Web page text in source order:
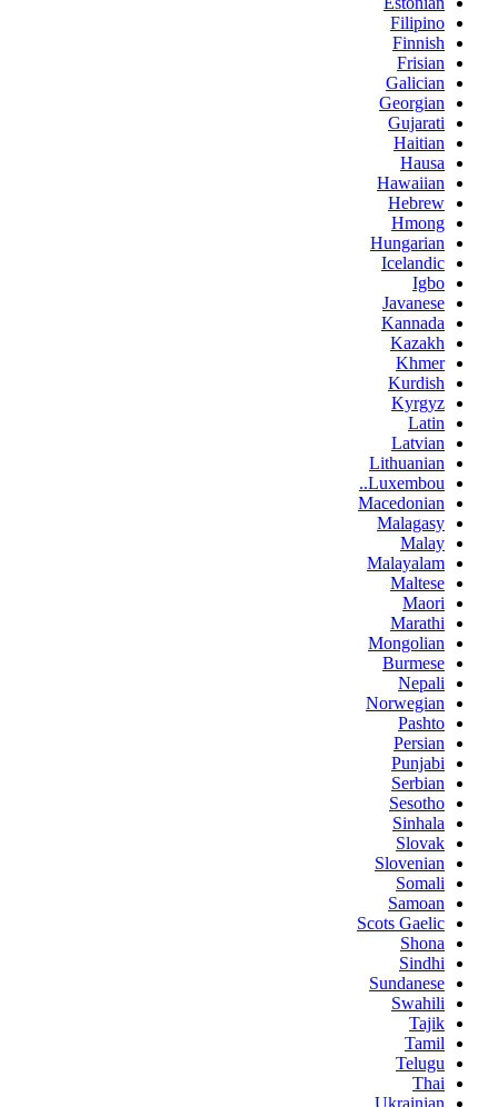
Filipino
Finnish
Frisian
Galician
Georgian
Gujarati
Haitian
Hausa
Hawaiian
Hebrew
Hmong
Hungarian
Icelandic
Igbo
Javanese
Kannada
Kazakh
Khmer
Kurdish
Kyrgyz
Latin
Latvian
Lithuanian
Luxembou..
Macedonian
Malagasy
Malay
Malayalam
Maltese
Maori
Marathi
Mongolian
Burmese
Nepali
Norwegian
Pashto
Persian
Punjabi
Serbian
Sesotho
Sinhala
Slovak
Slovenian
Somali
Samoan
Scots Gaelic
Shona
Sindhi
Sundanese
Swahili
Tajik
Tamil
Telugu
Thai
Ukrainian